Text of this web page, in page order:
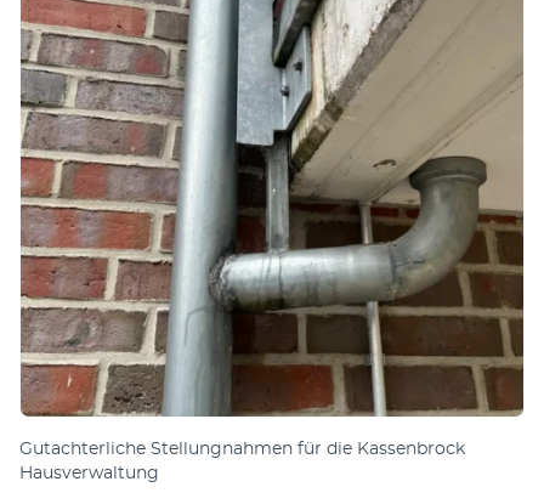
Gut­acht­er­liche Stell­ung­nah­men für die Kassen­brock
Hausverwaltung